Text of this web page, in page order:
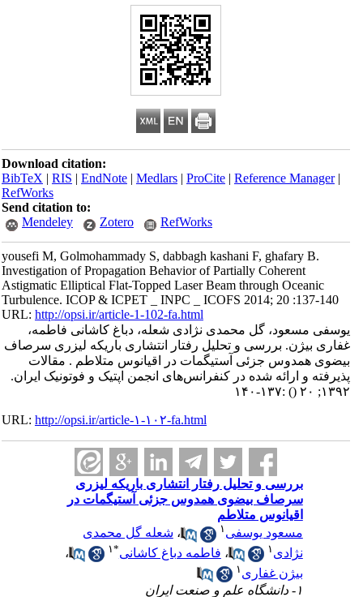
Download citation:
BibTeX|RIS|EndNote|Medlars|ProCite|Reference Manager
RefWorks
Send citation to:
Mendeley
Zotero RefWorks
yousefi M, Golmohammady S, dabbagh kashani F, ghafary B.
Investigation of Propagation Behavior of Partially Coherent
Astigmatic Elliptical Flat-Topped Laser Beam through Oceanic
Turbulence. ICOP & ICPET _ INPC _ ICOFS 2014; 20 :137-140
URL:http://opsi.ir/article-1-102-fa.html
یوسفی مسعود، گل محمدی نژادی شعله، دباغ کاشانی فاطمه،
غفاری بیژن. بررسی و تحلیل رفتار انتشاری باریکه لیزری سرصاف
بیضوی همدوس جزئی آستیگمات در اقیانوس متلاطم . مقالات
پذیرفته و ارائه شده در کنفرانس‌های انجمن اپتیک و فوتونیک ایران.
۱۳۹۲; ۲۰
() :۱۳۷-۱۴۰
URL:http://opsi.ir/article-۱-۱۰۲-fa.html
بررسی و تحلیل رفتار انتشاری باریکه لیزری
سرصاف بیضوی همدوس جزئی آستیگمات در
اقیانوس متلاطم
مسعود یوسفی
،شعله گل محمدی
نژادی
،فاطمه دباغ کاشانی ۱
،
بیژن غفاری